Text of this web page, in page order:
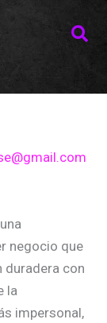
negocio que
duradera con
la
impersonal,